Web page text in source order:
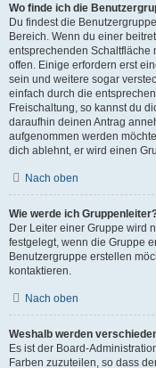
Wo finde ich die
Du findest die
Bereich. Wenn du einer
entsprechenden Schaltfläche
offen. Einige erfordern erst
sein und weitere sogar
einfach durch die
Freischaltung, so kannst du
daraufhin deinen Antrag
aufgenommen werden
dich ablehnt, er wird einen
Nach oben
Wie werde ich
Der Leiter einer Gruppe wird
festgelegt, wenn die Gruppe
Benutzergruppe erstellen
kontaktieren.
Nach oben
Weshalb werden
Es ist der Board-
Farben zuzuteilen, so dass